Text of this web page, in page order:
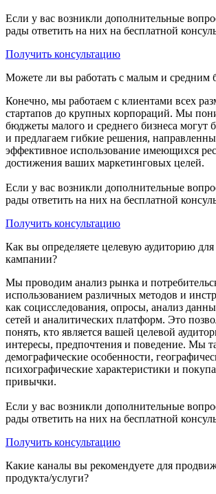
Если у вас возникли дополнительные
рады ответить на них на бесплатной
Получить консультацию
Можете ли вы работать с малым и средним
Конечно, мы работаем с клиентами всех
стартапов до крупных корпораций. Мы
бюджеты малого и среднего бизнеса могут
и предлагаем гибкие решения,
эффективное использование имеющихся
достижения ваших маркетинговых целей.
Если у вас возникли дополнительные
рады ответить на них на бесплатной
Получить консультацию
Как вы определяете целевую аудиторию
кампании?
Мы проводим анализ рынка и
использованием различных методов и
как социсследования, опросы, анализ
сетей и аналитических платформ. Это
понять, кто является вашей целевой
интересы, предпочтения и поведение. Мы
демографические особенности,
психографические характеристики и
привычки.
Если у вас возникли дополнительные
рады ответить на них на бесплатной
Получить консультацию
Какие каналы вы рекомендуете для
продукта/услуги?